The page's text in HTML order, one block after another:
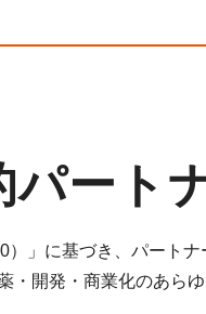
パート
」に基づき、パート
開発・商業化のあら